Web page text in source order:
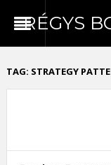
RÉGYS
TAG: STRATEGY